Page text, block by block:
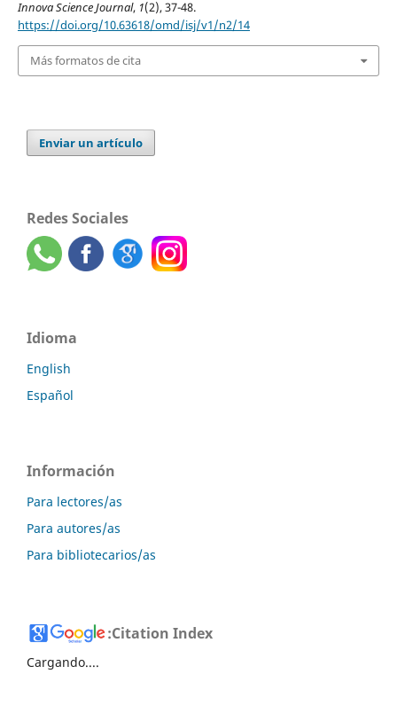
Innova Science Journal, 1(2), 37-48.
https://doi.org/10.63618/omd/isj/v1/n2/14
Más formatos de cita
Enviar un artículo
Redes Sociales
Idioma
English
Español
Información
Para lectores/as
Para autores/as
Para bibliotecarios/as
:Citation Index
Cargando....